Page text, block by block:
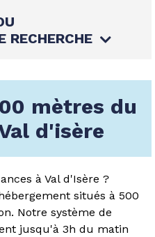
RECHERCHE
mètres du
d'isère
à Val d'Isère ?
situés à 500
Notre système de
jusqu'à 3h du matin